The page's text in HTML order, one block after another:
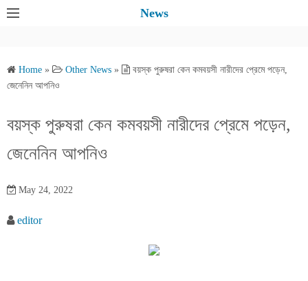
News
Home » Other News »
বয়স্ক পুরুষরা কেন কমবয়সী নারীদের প্রেমে পড়েন,
জেনেনিন আপনিও
বয়স্ক পুরুষরা কেন কমবয়সী নারীদের প্রেমে পড়েন,
জেনেনিন আপনিও
May 24, 2022
editor